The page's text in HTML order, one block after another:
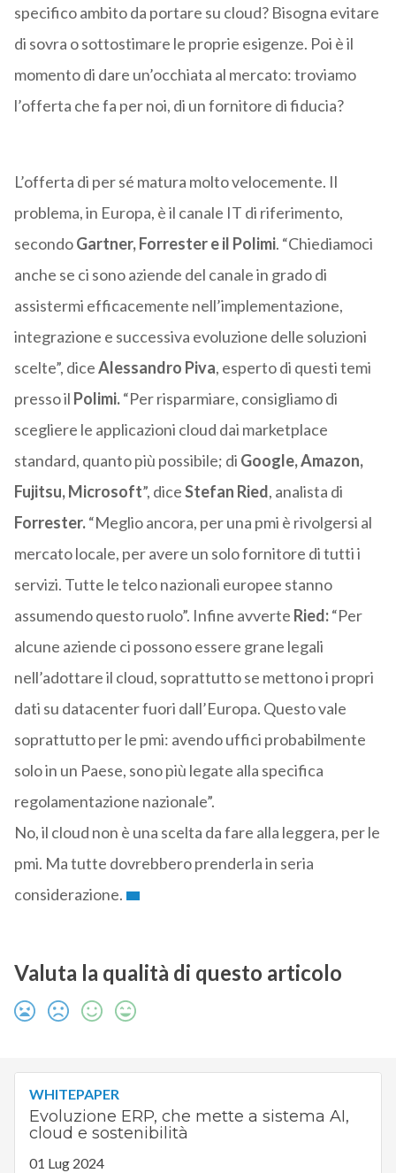
specifico ambito da portare su cloud? Bisogna evitare
di sovra o sottostimare le proprie esigenze. Poi è il
momento di dare un’occhiata al mercato: troviamo
l’offerta che fa per noi, di un fornitore di fiducia?
L’offerta di per sé matura molto velocemente. Il
problema, in Europa, è il canale IT di riferimento,
secondoGartner, Forrester e il Polimi. “Chiediamoci
anche se ci sono aziende del canale in grado di
assistermi efficacemente nell’implementazione,
integrazione e successiva evoluzione delle soluzioni
scelte”, diceAlessandro Piva, esperto di questi temi
presso il Polimi.“Per risparmiare, consigliamo di
scegliere le applicazioni cloud dai marketplace
standard, quanto più possibile; di Google, Amazon,
Fujitsu, Microsoft”, diceStefan Ried, analista di
Forrester.“Meglio ancora, per una pmi è rivolgersi al
mercato locale, per avere un solo fornitore di tutti i
servizi. Tutte le telco nazionali europee stanno
assumendo questo ruolo”. Infine avverte Ried:“Per
alcune aziende ci possono essere grane legali
nell’adottare il cloud, soprattutto se mettono i propri
dati su datacenter fuori dall’Europa. Questo vale
soprattutto per le pmi: avendo uffici probabilmente
solo in un Paese, sono più legate alla specifica
regolamentazione nazionale”.
No, il cloud non è una scelta da fare alla leggera, per le
pmi. Ma tutte dovrebbero prenderla in seria
considerazione.
Valuta la qualità di questo articolo
WHITEPAPER
Evoluzione ERP, che mette a sistema AI,
cloud e sostenibilità
01 Lug 2024